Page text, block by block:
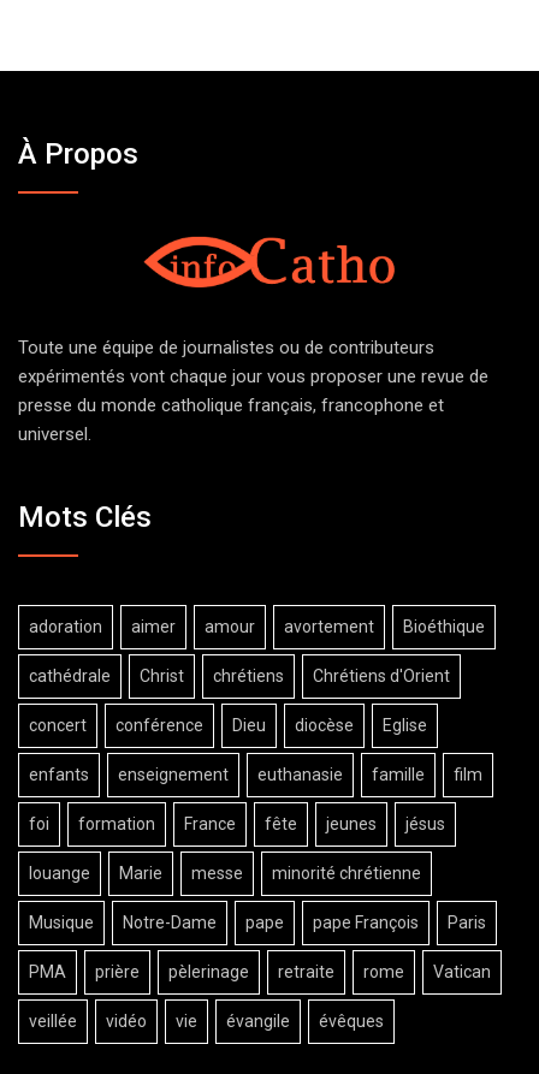
À Propos
Toute une équipe de journalistes ou de contributeurs
expérimentés vont chaque jour vous proposer une revue de
presse du monde catholique français, francophone et
universel.
Mots Clés
adoration aimer amour avortement Bioéthique
cathédrale Christ chrétiens Chrétiens d'Orient
concert conférence Dieu diocèse Eglise
enfants enseignement euthanasie famille film
foi formation France fête jeunes jésus
louange Marie messe minorité chrétienne
Musique Notre-Dame pape pape François Paris
PMA prière pèlerinage retraite rome Vatican
veillée vidéo vie évangile évêques